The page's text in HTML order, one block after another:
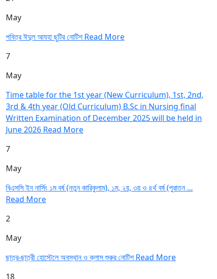
May
পবিত্র ঈদুল আযহা ছুটির নোটিশRead More
7
May
Time table for the 1st year (New Curriculum), 1st, 2nd,
3rd & 4th year (Old Curriculum) B.Sc in Nursing final
Written Examination of December 2025 will be held in
June 2026 Read More
7
May
বিএসসি ইন নার্সিং ১ম বর্ষ (নতুন কারিকুলাম), ১ম, ২য়, ৩য় ও ৪র্থ বর্ষ (পুরাতন ...
Read More
2
May
ছাত্র-ছাত্রী হোস্টেলে অবস্থান ও ক্লাস শুরুর নোটিশRead More
18